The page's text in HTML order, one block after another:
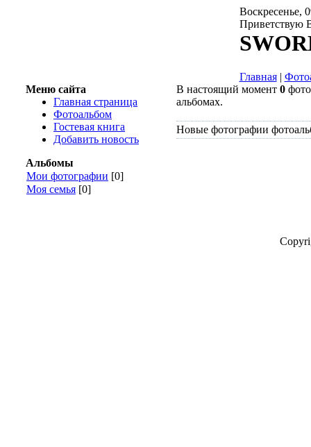
Воскресенье,
Приветствую
Главная|
Меню сайта
Главная страница
Фотоальбом
Гостевая книга
Добавить новость
Альбомы
Мои фотографии [0]
Моя семья [0]
В настоящий момент 0
альбомах.
Новые фотографии